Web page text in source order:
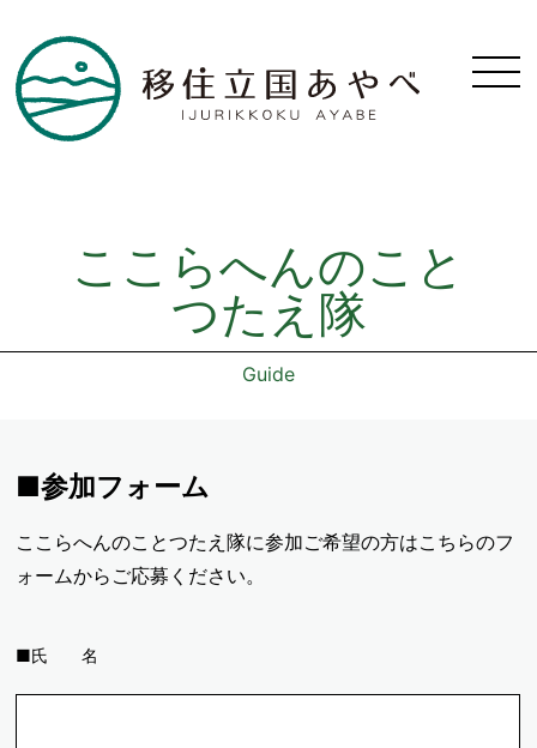
ここらへんのこと
つたえ隊
Guide
■参加フォーム
ここらへんのことつたえ隊に参加ご希望の方はこちらのフ
ォームからご応募ください。
■氏 名